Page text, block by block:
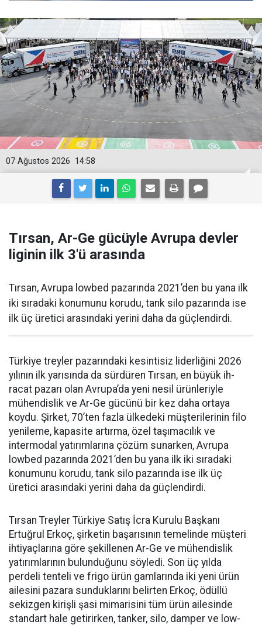
14:58
07 Ağustos 2026
Tırsan, Ar-Ge gücüyle Avrupa devler
liginin ilk 3'ü arasında
Tırsan, Avrupa lowbed pazarında 2021’den bu yana ilk
iki sıradaki konumunu korudu, tank silo pazarında ise
ilk üç üretici arasındaki yerini daha da güçlen­dirdi.
Türkiye treyler pazarın­daki kesintisiz liderliğini 2026
yılının ilk yarısında da sürdüren Tırsan, en büyük ih­
racat pazarı olan Avrupa’da yeni nesil ürünleriyle
mühendislik ve Ar-Ge gücünü bir kez daha orta­ya
koydu. Şirket, 70’ten fazla ül­kedeki müşterilerinin filo
yenile­me, kapasite artırma, özel taşıma­cılık ve
intermodal yatırımlarına çözüm sunarken, Avrupa
lowbed pazarında 2021’den bu yana ilk iki sıradaki
konumunu korudu, tank silo pazarında ise ilk üç
üretici arasındaki yerini daha da güçlen­dirdi.
Tırsan Treyler Türkiye Satış İcra Kurulu Başkanı
Ertuğrul Er­koç, şirketin başarısının teme­linde müşteri
ihtiyaçlarına göre şekillenen Ar-Ge ve mühendislik
yatırımlarının bulunduğunu söy­ledi. Son üç yılda
perdeli tenteli ve frigo ürün gamlarında iki yeni ürün
ailesini pazara sundukları­nı belirten Erkoç, ödüllü
sekizgen kirişli şasi mimarisini tüm ürün ailesinde
standart hale getirir­ken, tanker, silo, damper ve low­